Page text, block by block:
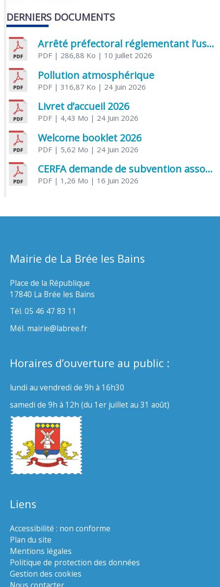
DERNIERS DOCUMENTS
Arrêté préfectoral réglementant l’usage de l’eau
PDF| 286,88 Ko | 10 Juillet 2026
Pollution atmosphérique
PDF| 316,87 Ko | 24 Juin 2026
Livret d’accueil 2026
PDF| 4,43 Mo | 24 Juin 2026
Welcome booklet 2026
PDF| 5,62 Mo | 24 Juin 2026
CERFA demande de subvention association
PDF| 1,26 Mo | 16 Juin 2026
Mairie de La Brée les Bains
Place de la République
17840 La Brée les Bains
Tél. 05 46 47 83 11
Mél. mairie@labree.fr
Horaires d’ouverture au public :
lundi au vendredi de 9h à 16h30
samedi de 9h à 12h (du 1er juillet au 31 août)
Liens
Accessibilité : non conforme
Plan du site
Mentions légales
Politique de protection des données
Gestion des cookies
Nous contacter